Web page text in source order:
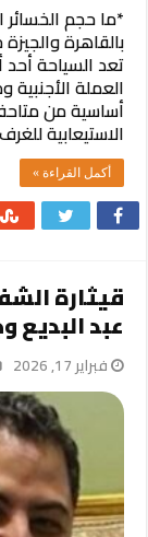
*ما حجم الخسائر
بالقاهرة
تعد السياحة أحد
العملة
أساسية من
الاستيعابية
أكمل القراءة »
قيثارة
عبد البديع
فبراير 17, 2026